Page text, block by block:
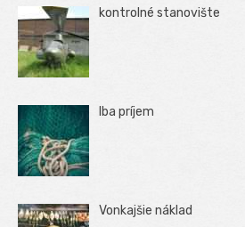
kontrolné stanovište
Iba príjem
Vonkajšie náklad